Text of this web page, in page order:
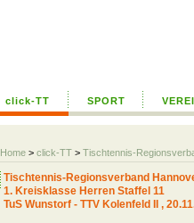
click-TT SPORT
Home > click-TT > Tischtennis-
Tischtennis-Regionsverband
1. Kreisklasse Herren Staffel 11
TuS Wunstorf - TTV Kolenfeld II ,